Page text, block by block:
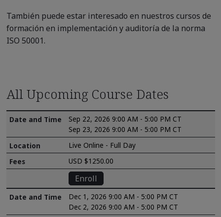
También puede estar interesado en nuestros cursos de
formación en implementación y auditoría de la norma
ISO 50001.
All Upcoming Course Dates
Sep 22, 2026 9:00 AM - 5:00 PM CT
Sep 23, 2026 9:00 AM - 5:00 PM CT
Live Online - Full Day
USD $1250.00
Enroll
Dec 1, 2026 9:00 AM - 5:00 PM CT
Dec 2, 2026 9:00 AM - 5:00 PM CT